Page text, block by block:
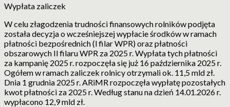
Wypłata zaliczek
W celu złagodzenia trudności finansowych rolników podjęta
została decyzja o wcześniejszej wypłacie środków w ramach
płatności bezpośrednich (l filar WPR) oraz płatności
obszarowych Il filaru WPR za 2025 r. Wypłata tych płatności
za kampanię 2025 r. rozpoczęła się już 16 października 2025 r.
Ogółem w ramach zaliczek rolnicy otrzymali ok. 11,5 mld zł.
Dnia 1 grudnia 2025 r. ARiMR rozpoczęła wypłatę pozostałych
kwot płatności za 2025 r. Według stanu na dzień 14.01.2026 r.
wypłacono 12,9 mld zł.